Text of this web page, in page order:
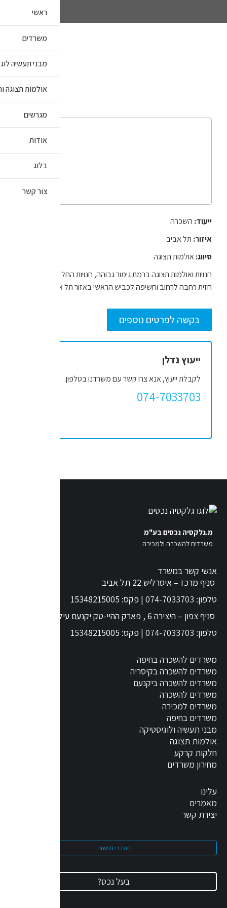
ראשי
משרדים
מבני תעשיה
אולמות תצוגה
מגרשים
אודות
בלוג
צור קשר
ייעוד: השכרה
איזור: תל אביב
סיווג:אולמות תצוגה
חזית רחבה לרחוב וחשיפה לכביש הראשי באזור תל אביב.
בקשה לפרטים נוספים
ייעוץ נדלן
לקבלת ייעוץ, אנא צרו קשר עם משרדנו בטלפון:
074-7033703
מ.גלקסיה נכסים בע"מ
משרדים להשכרה ולמכירה
אנשי קשר במשרד
סניף מרכז – איסרליש 22 תל אביב
טלפון: 074-7033703 | פקס: 15348215005
סניף צפון – היצירה 6 , פארק ההיי-טק יקנעם עילית
טלפון: 074-7033703 | פקס: 15348215005
משרדים להשכרה בחיפה
משרדים להשכרה בקיסריה
משרדים להשכרה ביקנעם
משרדים להשכרה
משרדים למכירה
משרדים בחיפה
מבני תעשיה ולוגיסטיקה
אולמות תצוגה
חלקות קרקע
מחירון משרדים
עלינו
מאמרים
יצירת קשר
הסדרי נגישות
בעל נכס?